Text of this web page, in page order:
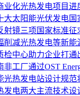
业化光热发电项目进
大太阳能光伏发电
射镜三项国家标准征
削减光热发电等新能
检中心助力企业打通
非工厂通过OST
光热发电站设计规范
发电两大主流技术